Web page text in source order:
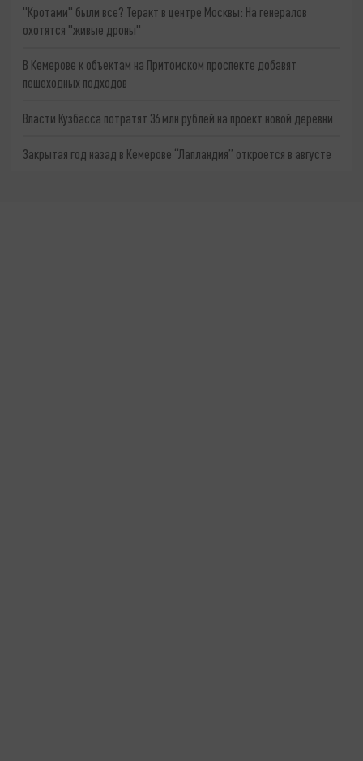
"Кротами" были все? Теракт в центре Москвы: На генералов
охотятся "живые дроны"
В Кемерове к объектам на Притомском проспекте добавят
пешеходных подходов
Власти Кузбасса потратят 36 млн рублей на проект новой деревни
Закрытая год назад в Кемерове “Лапландия” откроется в августе